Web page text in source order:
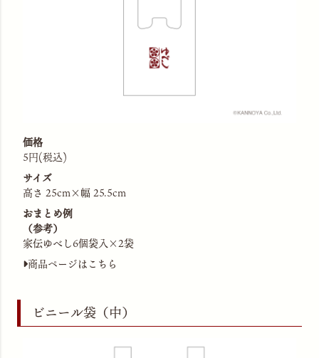
価格
5円(税込)
サイズ
高さ 25cm×幅 25.5cm
おまとめ例
（参考）
家伝ゆべし6個袋入×2袋
商品ページはこちら
ビニール袋（中）